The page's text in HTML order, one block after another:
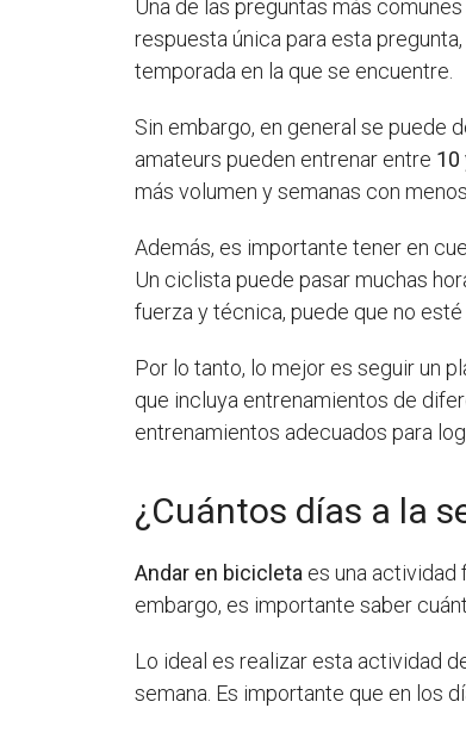
Una de las preguntas más
respuesta única para esta
temporada en la que se encuentre.
Sin embargo, en general se puede
amateurs pueden entrenar entre 10
más volumen y semanas con
Además, es importante tener en
Un ciclista puede pasar muchas
fuerza y técnica, puede que no
Por lo tanto, lo mejor es seguir un
que incluya entrenamientos de
entrenamientos adecuados para
¿Cuántos días a la
Andar en bicicleta es una actividad
embargo, es importante saber
Lo ideal es realizar esta actividad
semana. Es importante que en los